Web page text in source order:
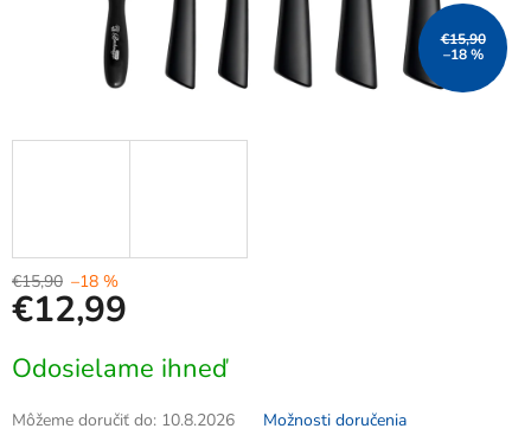
€15,90
–18 %
€15,90 –18 %
€12,99
cena:
Odosielame ihneď
Môžeme doručiť do: 10.8.2026 Možnosti doručenia